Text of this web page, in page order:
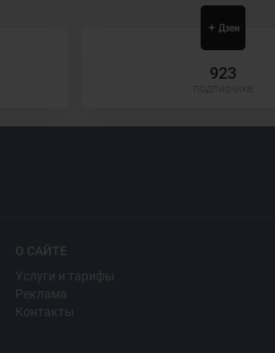
923
О САЙТЕ
Услуги и тарифы
Реклама
Контакты